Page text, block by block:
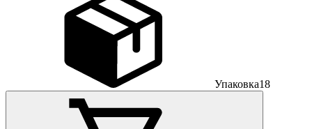
Упаковка18